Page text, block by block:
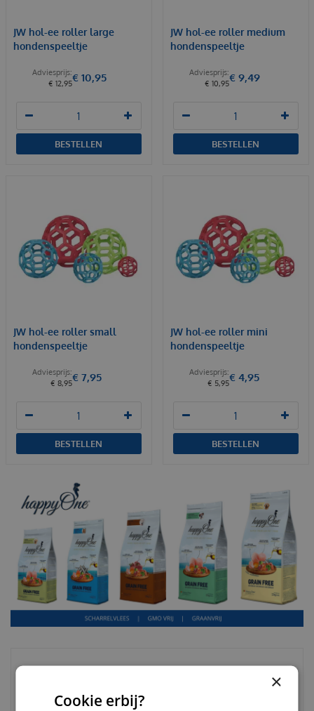
JW hol-ee roller large
hondenspeeltje
€ 12,95€ 10,95
BESTELLEN
JW hol-ee roller medium
hondenspeeltje
€ 10,95€ 9,49
BESTELLEN
JW hol-ee roller small
hondenspeeltje
€ 8,95€ 7,95
BESTELLEN
JW hol-ee roller mini
hondenspeeltje
€ 5,95€ 4,95
BESTELLEN
×
Cookie erbij?